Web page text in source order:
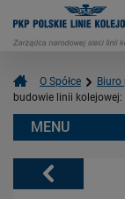
O Spółce Biuro
budowie linii kolejowej:
Powrót
MENU